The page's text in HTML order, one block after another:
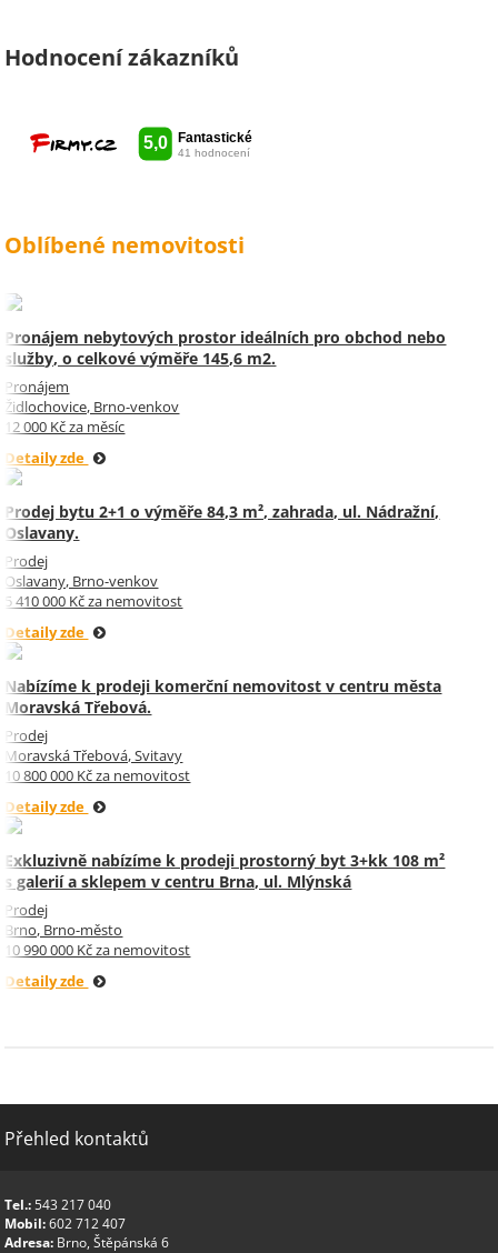
Hodnocení zákazníků
Oblíbené nemovitosti
Pronájem nebytových prostor ideálních pro obchod nebo
služby, o celkové výměře 145,6 m2.
Pronájem
Židlochovice, Brno-venkov
12 000 Kč za měsíc
Detaily zde
Prodej bytu 2+1 o výměře 84,3 m², zahrada, ul. Nádražní,
Oslavany.
Prodej
Oslavany, Brno-venkov
5 410 000 Kč za nemovitost
Detaily zde
Nabízíme k prodeji komerční nemovitost v centru města
Moravská Třebová.
Prodej
Moravská Třebová, Svitavy
10 800 000 Kč za nemovitost
Detaily zde
Exkluzivně nabízíme k prodeji prostorný byt 3+kk 108 m²
s galerií a sklepem v centru Brna, ul. Mlýnská
Prodej
Brno, Brno-město
10 990 000 Kč za nemovitost
Detaily zde
Přehled kontaktů
Tel.:543 217 040
Mobil:602 712 407
Adresa: Brno, Štěpánská 6